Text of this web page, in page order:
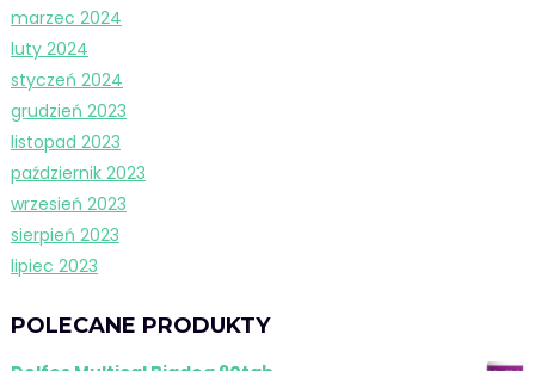
marzec 2024
luty 2024
styczeń 2024
grudzień 2023
listopad 2023
październik 2023
wrzesień 2023
sierpień 2023
lipiec 2023
POLECANE PRODUKTY